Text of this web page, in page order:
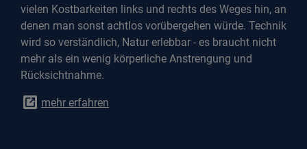
vielen Kostbarkeiten links und rechts des Weges hin, an
denen man sonst achtlos vorübergehen würde. Technik
wird so verständlich, Natur erlebbar - es braucht nicht
mehr als ein wenig körperliche Anstrengung und
Rücksichtnahme.
mehr erfahren